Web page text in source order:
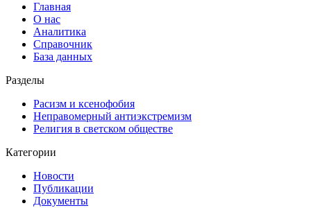
Главная
О нас
Аналитика
Справочник
База данных
Разделы
Расизм и ксенофобия
Неправомерный антиэкстремизм
Религия в светском обществе
Категории
Новости
Публикации
Документы